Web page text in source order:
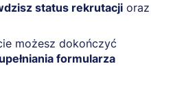
status rekrutacji oraz
możesz dokończyć
formularza